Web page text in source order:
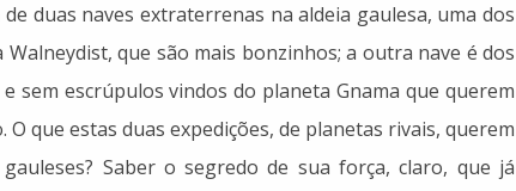
duas naves extraterrenas na aldeia gaulesa, uma dos
que são mais bonzinhos; a outra nave é dos
sem escrúpulos vindos do planeta Gnama que querem
que estas duas expedições, de planetas rivais, querem
Saber o segredo de sua força, claro, que já